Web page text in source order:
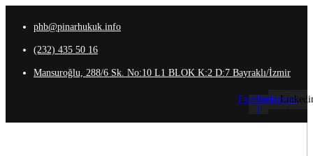
phb@pinarhukuk.info
(232) 435 50 16
Mansuroğlu, 288/6 Sk. No:10 L1 BLOK K:2 D:7 Bayraklı/İzmir
Facebook-
f
Instagram